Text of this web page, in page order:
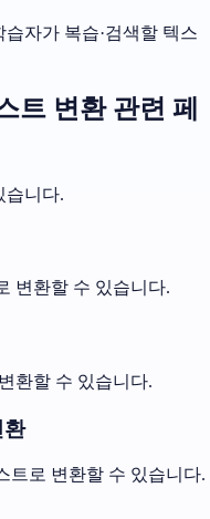
자가 복습·검색할 텍스
트 변환 관련 페
습니다.
변환할 수 있습니다.
환할 수 있습니다.
환
트로 변환할 수 있습니다.